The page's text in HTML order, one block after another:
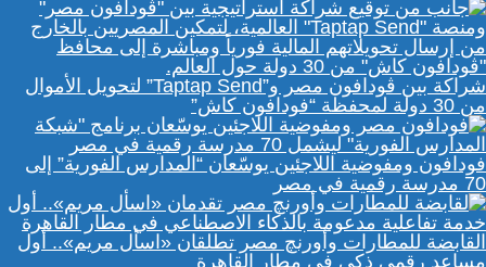
شراكة بين ڤودافون مصر و”Taptap Send” لتحويل الأموال
من 30 دولة لمحفظة “فودافون كاش”
فودافون ومفوضية اللاجئين يوسّعان “المدارس الفورية” إلى
70 مدرسة رقمية في مصر
القابضة للمطارات وأورنچ مصر تطلقان «اسأل مريم».. أول
مساعد رقمي ذكي في مطار القاهرة